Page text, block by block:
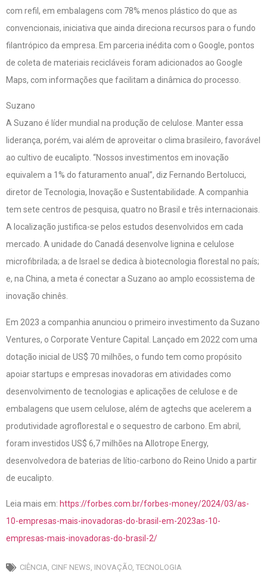
com refil, em embalagens com 78% menos plástico do que as
convencionais, iniciativa que ainda direciona recursos para o fundo
filantrópico da empresa. Em parceria inédita com o Google, pontos
de coleta de materiais recicláveis foram adicionados ao Google
Maps, com informações que facilitam a dinâmica do processo.
Suzano
A Suzano é líder mundial na produção de celulose. Manter essa
liderança, porém, vai além de aproveitar o clima brasileiro, favorável
ao cultivo de eucalipto. “Nossos investimentos em inovação
equivalem a 1% do faturamento anual”, diz Fernando Bertolucci,
diretor de Tecnologia, Inovação e Sustentabilidade. A companhia
tem sete centros de pesquisa, quatro no Brasil e três internacionais.
A localização justifica-se pelos estudos desenvolvidos em cada
mercado. A unidade do Canadá desenvolve lignina e celulose
microfibrilada; a de Israel se dedica à biotecnologia florestal no país;
e, na China, a meta é conectar a Suzano ao amplo ecossistema de
inovação chinês.
Em 2023 a companhia anunciou o primeiro investimento da Suzano
Ventures, o Corporate Venture Capital. Lançado em 2022 com uma
dotação inicial de US$ 70 milhões, o fundo tem como propósito
apoiar startups e empresas inovadoras em atividades como
desenvolvimento de tecnologias e aplicações de celulose e de
embalagens que usem celulose, além de agtechs que acelerem a
produtividade agroflorestal e o sequestro de carbono. Em abril,
foram investidos US$ 6,7 milhões na Allotrope Energy,
desenvolvedora de baterias de lítio-carbono do Reino Unido a partir
de eucalipto.
Leia mais em: https://forbes.com.br/forbes-money/2024/03/as-
10-empresas-mais-inovadoras-do-brasil-em-2023as-10-
empresas-mais-inovadoras-do-brasil-2/
CIÊNCIA, CINF NEWS, INOVAÇÃO, TECNOLOGIA